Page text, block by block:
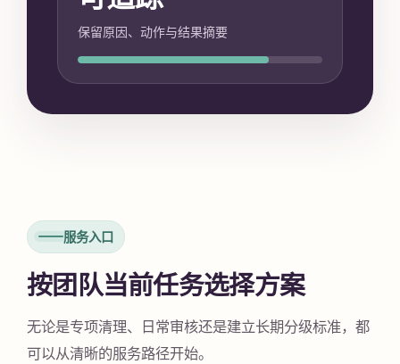
保留原因、动作与结果摘要
服务入口
按团队当前任务选择方案
无论是专项清理、日常审核还是建立长期分级标准，都
可以从清晰的服务路径开始。